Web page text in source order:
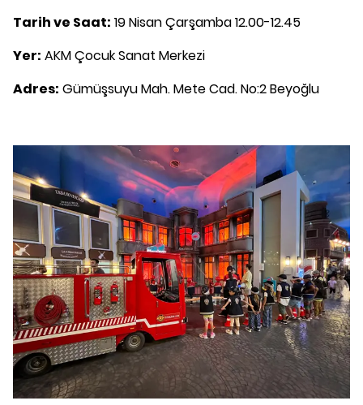
Tarih ve Saat: 19 Nisan Çarşamba 12.00-12.45
Yer: AKM Çocuk Sanat Merkezi
Adres: Gümüşsuyu Mah. Mete Cad. No:2 Beyoğlu